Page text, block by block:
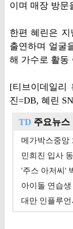
이며 매장 방문
한편 혜린은 지
출연하며 얼굴
해 가수로 활동
[티브이데일리
진=DB, 혜린
TD 주요뉴스
'주스 아저씨'